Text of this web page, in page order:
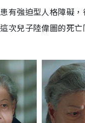
有強迫型人格障礙
次兒子陸偉圖的死